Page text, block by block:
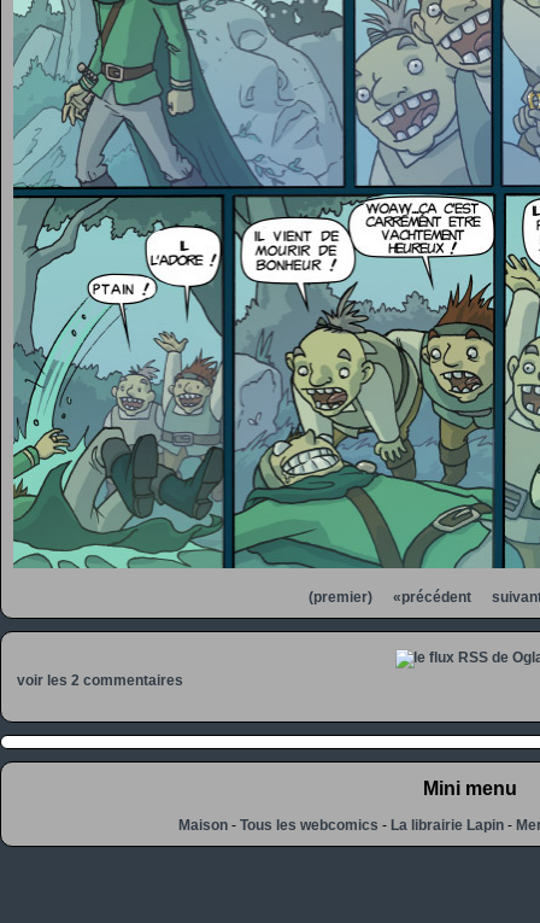
(premier) «précédent
voir les 2 commentaires
Mini menu
Maison -Tous les webcomics -La librairie Lapin -